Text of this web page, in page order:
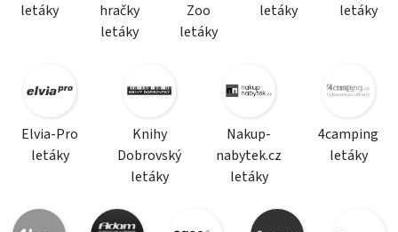
letáky
hračky
letáky
Zoo
letáky
letáky
letáky
Elvia-Pro
letáky
Knihy
Dobrovský
letáky
Nakup-
nabytek.cz
letáky
4camping
letáky